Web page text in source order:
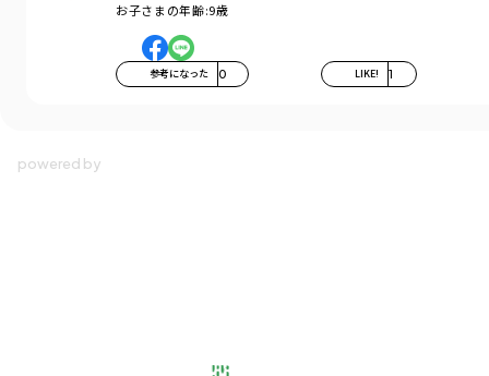
お子さまの年齢:9歳
参考になった 0 LIKE! 1